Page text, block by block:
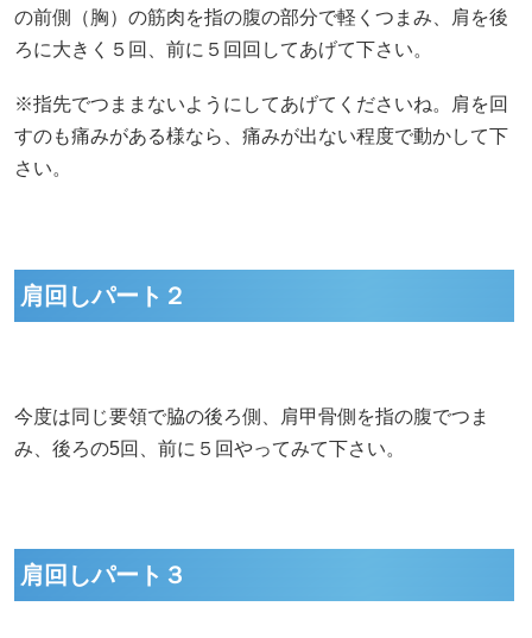
の前側（胸）の筋肉を指の腹の部分で軽くつまみ、肩を後
ろに大きく５回、前に５回回してあげて下さい。
※指先でつままないようにしてあげてくださいね。肩を回
すのも痛みがある様なら、痛みが出ない程度で動かして下
さい。
肩回しパート２
今度は同じ要領で脇の後ろ側、肩甲骨側を指の腹でつま
み、後ろの5回、前に５回やってみて下さい。
肩回しパート３